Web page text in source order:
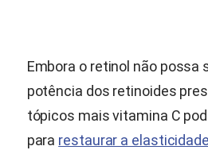
Embora o retinol não possa
potência dos retinoides
tópicos mais vitamina C
para restaurar a